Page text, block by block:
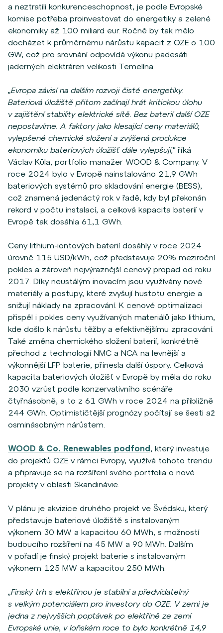
a neztratili konkurenceschopnost, je podle Evropské
komise potřeba proinvestovat do energetiky a zelené
ekonomiky až 100 miliard eur. Ročně by tak mělo
docházet k průměrnému nárůstu kapacit z OZE o 100
GW, což pro srovnání odpovídá výkonu padesáti
jaderných elektráren velikosti Temelína.
„Evropa závisí na dalším rozvoji čisté energetiky.
Bateriová úložiště přitom začínají hrát kritickou úlohu
v zajištění stability elektrické sítě. Bez baterií další OZE
nepostavíme. A faktory jako klesající ceny materiálů,
vylepšené chemické složení a zvýšená produkce
ekonomiku bateriových úložišť dále vylepšují,“říká
Václav Kůla, portfolio manažer WOOD & Company. V
roce 2024 bylo v Evropě nainstalováno 21,9 GWh
bateriových systémů pro skladování energie (BESS),
což znamená jedenáctý rok v řadě, kdy byl překonán
rekord v počtu instalací, a celková kapacita baterií v
Evropě tak dosáhla 61,1 GWh.
Ceny lithium-iontových baterií dosáhly v roce 2024
úrovně 115 USD/kWh, což představuje 20% meziroční
pokles a zároveň nejvýraznější cenový propad od roku
2017. Díky neustálým inovacím jsou využívány nové
materiály a postupy, které zvyšují hustotu energie a
snižují náklady na zpracování. K cenové optimalizaci
přispěl i pokles ceny využívaných materiálů jako lithium,
kde došlo k nárůstu těžby a efektivnějšímu zpracování.
Také změna chemického složení baterií, konkrétně
přechod z technologií NMC a NCA na levnější a
výkonnější LFP baterie, přinesla další úspory. Celková
kapacita bateriových úložišť v Evropě by měla do roku
2030 vzrůst podle konzervativního scénáře
čtyřnásobně, a to z 61 GWh v roce 2024 na přibližně
244 GWh. Optimističtější prognózy počítají se šesti až
osminásobným nárůstem.
WOOD & Co. Renewables podfond , který investuje
do projektů OZE v rámci Evropy, využívá tohoto trendu
a připravuje se na rozšíření svého portfolia o nové
projekty v oblasti Skandinávie.
V plánu je akvizice druhého projekt ve Švédsku, který
představuje bateriové úložiště s instalovaným
výkonem 30 MW a kapacitou 60 MWh, s možností
budoucího rozšíření na 45 MW a 90 MWh. Dalším
v pořadí je finský projekt baterie s instalovaným
výkonem 125 MW a kapacitou 250 MWh.
„Finský trh s elektřinou je stabilní a předvídatelný
s velkým potenciálem pro investory do OZE. V zemi je
jedna z nejvyšších poptávek po elektřině ze zemí
Evropské unie, v loňském roce to bylo konkrétně 14,9